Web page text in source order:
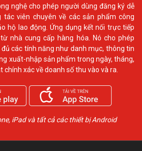
nghệ cho phép người dùng đăng ký dễ
viên chuyên về các sản phẩm công
hộ lao động. Ứng dụng kết nối trực tiếp
nhà cung cấp hàng hóa. Nó cho phép
các tính năng như danh mục, thông tin
xuất-nhập sản phẩm trong ngày, tháng,
xác về doanh số thu vào và ra.
iPad và tất cả các thiết bị Android